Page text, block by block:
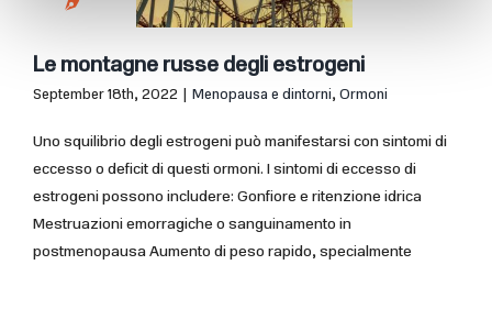
Le montagne russe degli estrogeni
September 18th, 2022 | Menopausa e dintorni, Ormoni
Uno squilibrio degli estrogeni può manifestarsi con sintomi di
eccesso o deficit di questi ormoni. I sintomi di eccesso di
estrogeni possono includere: Gonfiore e ritenzione idrica
Mestruazioni emorragiche o sanguinamento in
postmenopausa Aumento di peso rapido, specialmente